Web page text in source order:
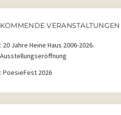
20262026 2026 2026 2026 2026
KOMMENDE VERANSTALTUNGEN
: 20 Jahre Heine Haus 2006-2026.
Ausstellungseröffnung
: PoesieFest 2026